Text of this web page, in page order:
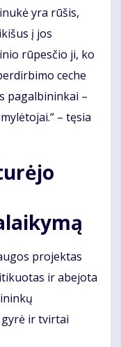
yra rūšis,
į jos
rūpesčio ji, ko
ceche
pagalbininkai –
– tęsia
projektas
ir abejota
ir tvirtai